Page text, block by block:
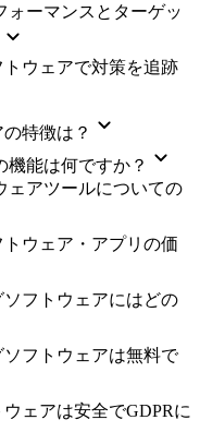
ォーマンスとターゲッ
トウェアで対策を追跡
の特徴は？
機能は何ですか？
ェアツールについての
トウェア・アプリの価
ソフトウェアにはどの
ソフトウェアは無料で
ェアは安全でGDPRに